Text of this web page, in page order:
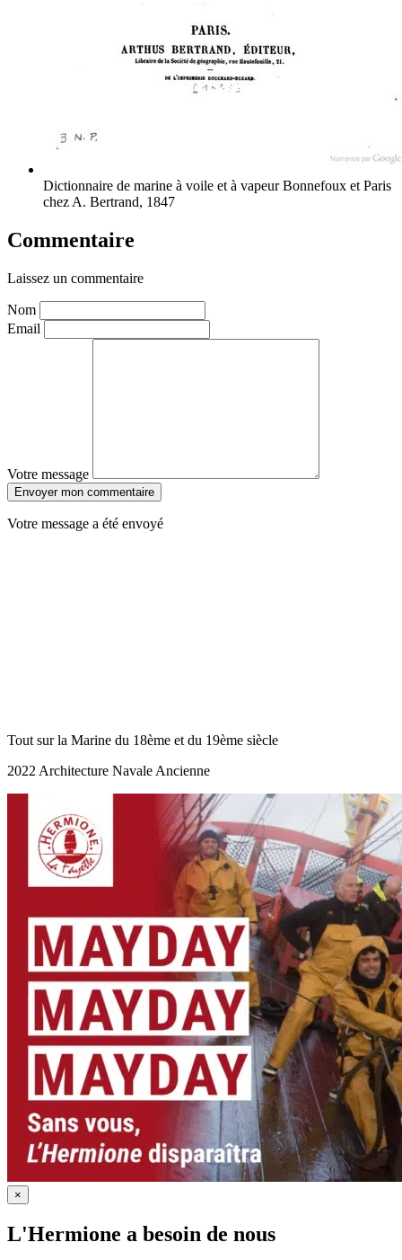
Dictionnaire de marine à voile et à vapeurBonnefoux et Paris
chez A. Bertrand, 1847
Commentaire
Laissez un commentaire
Nom
Email
Votre message
Envoyer mon commentaire
Votre message a été envoyé
Tout sur la Marine du 18ème et du 19ème siècle
2022 Architecture Navale Ancienne
×
L'Hermione a besoin de nous